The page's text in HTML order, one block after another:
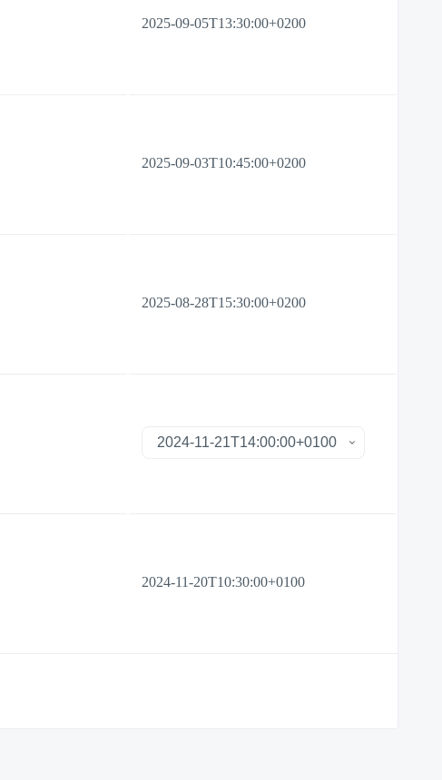
2025-09-05T13:30:00+0200
2025-09-03T10:45:00+0200
2025-08-28T15:30:00+0200
2024-11-20T10:30:00+0100